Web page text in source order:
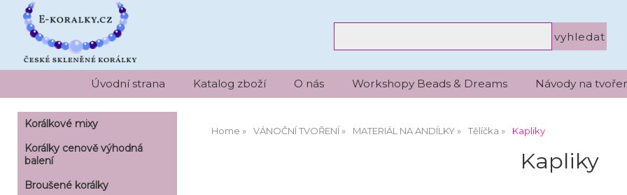
Úvodní strana Katalog zboží O nás Workshopy Beads & Dreams Návody na
Home VÁNOČNÍ TVOŘENÍ MATERIÁL NA ANDÍLKY Tělíčka Kapliky
Kapliky
Korálkové mixy
Korálky cenově výhodná
balení
Broušené korálky